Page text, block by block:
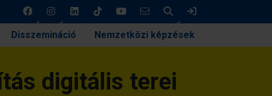
Keresés
Disszemináció Nemzetközi képzések
digitális terei